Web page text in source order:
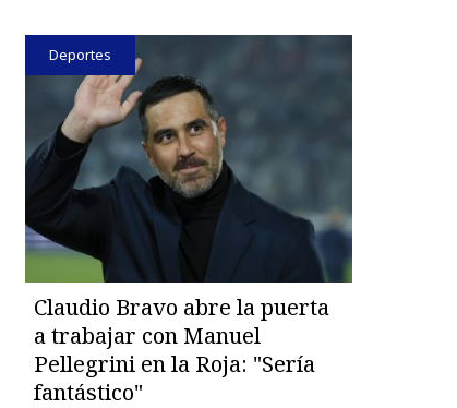
Deportes
Claudio Bravo abre la puerta
a trabajar con Manuel
Pellegrini en la Roja: "Sería
fantástico"